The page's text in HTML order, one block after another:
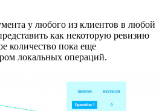
у любого из клиентов в любой
как некоторую ревизию
количество пока еще
локальных операций.